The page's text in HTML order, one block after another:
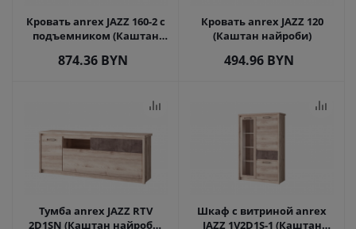
Кровать anrex JAZZ 160-2 с
подъемником (Каштан
874.36 BYN
Кровать anrex JAZZ 120
(Каштан найроби)
494.96 BYN
Тумба anrex JAZZ RTV
2D1SN (Каштан найроби/
Шкаф с витриной anrex
JAZZ 1V2D1S-1 (Каштан